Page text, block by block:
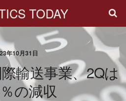
TODAY
年10月31日
輸送事業、2Qは
の減収